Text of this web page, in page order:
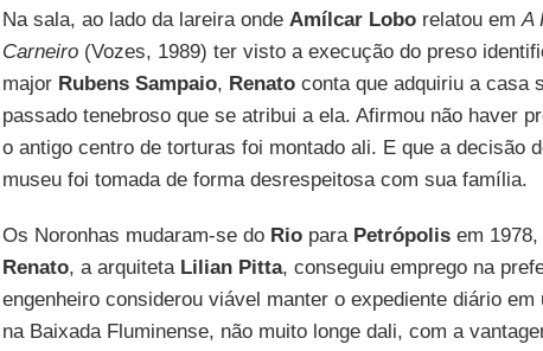
Na sala, ao lado da lareira onde Amílcar Loborelatou emA
Carneiro (Vozes, 1989) ter visto a execução do preso
major Rubens Sampaio, Renato conta que adquiriu a casa
passado tenebroso que se atribui a ela. Afirmou não haver
o antigo centro de torturas foi montado ali. E que a decisão
museu foi tomada de forma desrespeitosa com sua família.
Os Noronhas mudaram-se do Rio para Petrópolis em
Renato, a arquiteta Lilian Pitta, conseguiu emprego na
engenheiro considerou viável manter o expediente diário em
na Baixada Fluminense, não muito longe dali, com a